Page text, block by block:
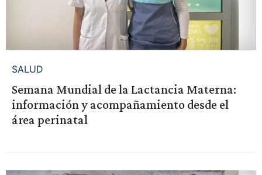
SALUD
Semana Mundial de la Lactancia Materna:
información y acompañamiento desde el
área perinatal